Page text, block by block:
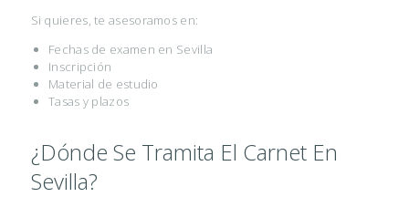
Si quieres, te asesoramos en:
Fechas de examen en Sevilla
Inscripción
Material de estudio
Tasas y plazos
¿Dónde Se Tramita El Carnet En
Sevilla?